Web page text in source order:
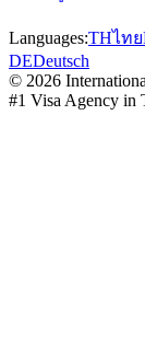
Languages:THไทย
DEDeutsch
© 2026
#1 Visa Agency in